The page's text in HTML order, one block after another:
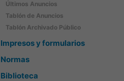
Últimos Anuncios
Tablón de Anuncios
Tablón Archivado Público
Impresos y formularios
Normas
Biblioteca